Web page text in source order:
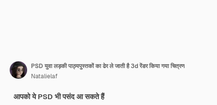
PSD युवा लड़की पाठ्यपुस्तकों का ढेर ले जाती है 3d रेंडर किया गया चित्रण
Natalielaf
आपको ये PSD भी पसंद आ सकते हैं